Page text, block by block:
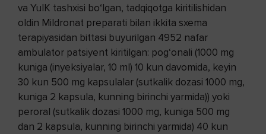
va YuIK tashxisi bo‘lgan, tadqiqotga kiritilishidan
oldin Mildronat preparati bilan ikkita sxema
terapiyasidan bittasi buyurilgan 4952 nafar
ambulator patsiyent kiritilgan: pog‘onali (1000 mg
kuniga (inyeksiyalar, 10 ml) 10 kun davomida, keyin
30 kun 500 mg kapsulalar (sutkalik dozasi 1000 mg,
kuniga 2 kapsula, kunning birinchi yarmida)) yoki
peroral (sutkalik dozasi 1000 mg, kuniga 500 mg
dan 2 kapsula, kunning birinchi yarmida) 40 kun